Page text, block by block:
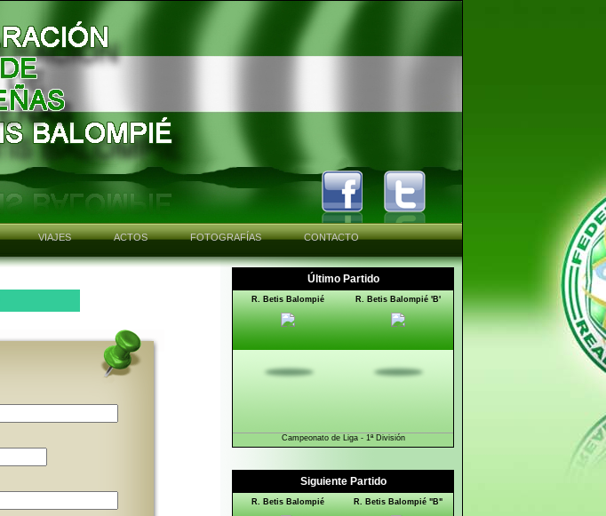
VIAJES ACTOS FOTOGRAFÍAS CONTACTO
Último Partido
Siguiente Partido